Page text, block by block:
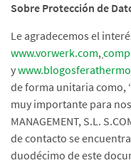
Sobre Protección de
Le agradecemos el
www.vorwerk.com,
y
de forma unitaria como,
muy importante para
MANAGEMENT, S.L.
de contacto se
duodécimo de este